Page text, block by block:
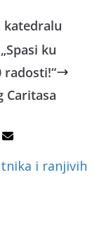
katedralu
ku
radosti!“
Caritasa